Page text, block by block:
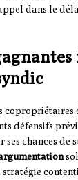
dans le
copropriétaires
défensifs
chances de